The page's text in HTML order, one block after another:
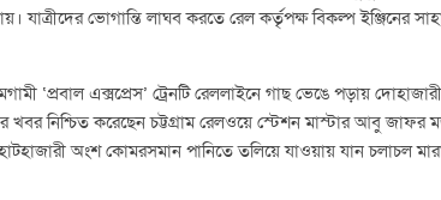
ভোগান্তি লাঘব করতে রেল কর্তৃপক্ষ বিকল্প ইঞ্জিনের
‘প্রবাল এক্সপ্রেস’ ট্রেনটি রেললাইনে গাছ ভেঙে পড়ায়
নিশ্চিত করেছেন চট্টগ্রাম রেলওয়ে স্টেশন মাস্টার আবু
অংশ কোমরসমান পানিতে তলিয়ে যাওয়ায় যান চলাচল